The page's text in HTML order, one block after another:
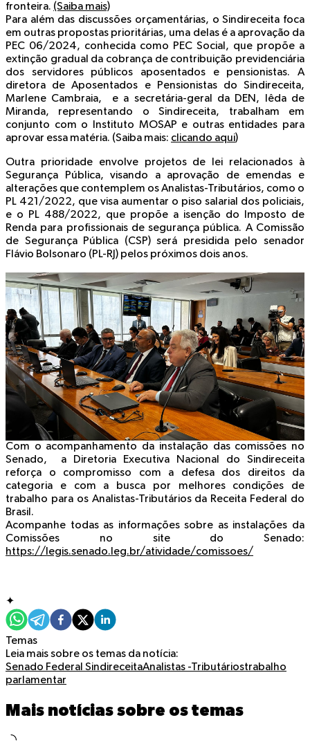
fronteira. (Saiba mais)
Para além das discussões orçamentárias, o Sindireceita foca
em outras propostas prioritárias, uma delas é a aprovação da
PEC 06/2024, conhecida como PEC Social, que propõe a
extinção gradual da cobrança de contribuição previdenciária
dos servidores públicos aposentados e pensionistas. A
diretora de Aposentados e Pensionistas do Sindireceita,
Marlene Cambraia, e a secretária-geral da DEN, Iêda de
Miranda, representando o Sindireceita, trabalham em
conjunto com o Instituto MOSAP e outras entidades para
aprovar essa matéria. (Saiba mais: clicando aqui)
Outra prioridade envolve projetos de lei relacionados à
Segurança Pública, visando a aprovação de emendas e
alterações que contemplem os Analistas-Tributários, como o
PL 421/2022, que visa aumentar o piso salarial dos policiais,
e o PL 488/2022, que propõe a isenção do Imposto de
Renda para profissionais de segurança pública. A Comissão
de Segurança Pública (CSP) será presidida pelo senador
Flávio Bolsonaro (PL-RJ) pelos próximos dois anos.
Com o acompanhamento da instalação das comissões no
Senado, a Diretoria Executiva Nacional do Sindireceita
reforça o compromisso com a defesa dos direitos da
categoria e com a busca por melhores condições de
trabalho para os Analistas-Tributários da Receita Federal do
Brasil.
Acompanhe todas as informações sobre as instalações da
Comissões no site do Senado:
https://legis.senado.leg.br/atividade/comissoes/
✦
Temas
Leia mais sobre os temas da notícia:
Senado Federal SindireceitaAnalistas -Tributáriostrabalho
parlamentar
Mais notícias sobre os temas